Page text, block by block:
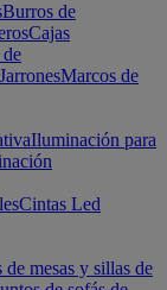
Burros de
Cajas
JarronesMarcos de
Iluminación para
Cintas Led
mesas y sillas de